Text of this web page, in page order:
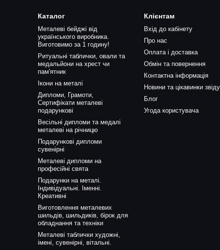
Каталог
Металеві бейджі від
українського виробника.
Виготовимо за 1 годину!
Ритуальні таблички, овали та
медальйони на хрест чи
пам'ятник
Ікони на металі
Дипломи, Грамоти,
Сертифікати металеві
подарункові
Весільні дипломи та медалі
металеві на річницю
Подарункові дипломи
сувенірні
Металеві дипломи на
професійні свята
Подарунки на металі.
Індивідуальні. Іменні.
Креативні
Виготовлення металевих
шильдів, шильдиків, бірок для
обладнання та техніки
Металеві таблички художні,
імені, сувенірні, вітальні.
Клієнтам
Вхід до кабінету
Про нас
Оплата і доставка
Обмін та повернення
Контактна інформація
Новини та цікавинки
Блог
Угода користувача